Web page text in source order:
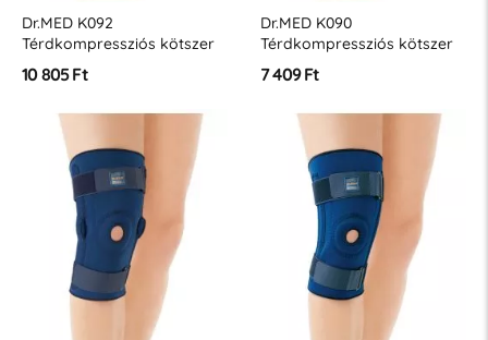
Dr.MED K092
Térdkompressziós kötszer
10 805 Ft
Dr.MED K090
Térdkompressziós kötszer
7 409 Ft